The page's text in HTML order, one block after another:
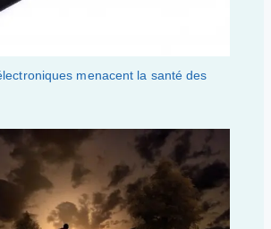
menacent la santé des